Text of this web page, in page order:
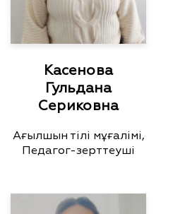
Касенова
Гульдана
Сериковна
Ағылшын тілі мұғалімі,
Педагог-зерттеуші